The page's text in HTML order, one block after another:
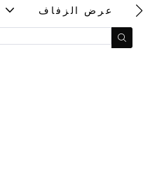
عرض الزفاف